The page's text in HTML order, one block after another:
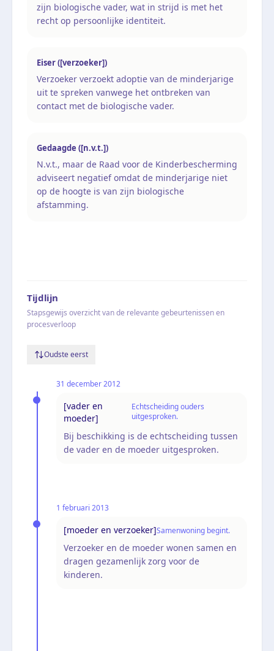
zijn biologische vader, wat in strijd is met het
recht op persoonlijke identiteit.
Eiser ([verzoeker])
Verzoeker verzoekt adoptie van de minderjarige
uit te spreken vanwege het ontbreken van
contact met de biologische vader.
Gedaagde ([n.v.t.])
N.v.t., maar de Raad voor de Kinderbescherming
adviseert negatief omdat de minderjarige niet
op de hoogte is van zijn biologische
afstamming.
Tijdlijn
Stapsgewijs overzicht van de relevante gebeurtenissen en
procesverloop
Oudste eerst
31 december 2012
[vader en
moeder]
Echtscheiding ouders
uitgesproken.
Bij beschikking is de echtscheiding tussen
de vader en de moeder uitgesproken.
1 februari 2013
[moeder en verzoeker]Samenwoning begint.
Verzoeker en de moeder wonen samen en
dragen gezamenlijk zorg voor de
kinderen.